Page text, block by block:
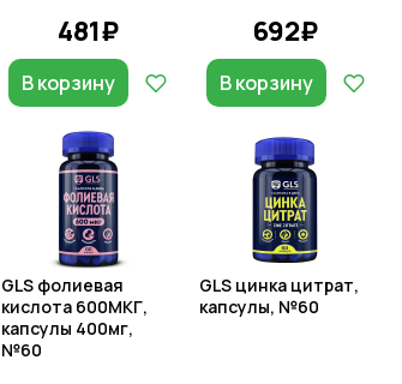
481₽
В корзину
692₽
В корзину
GLS фолиевая
кислота 600МКГ,
капсулы 400мг,
№60
GLS цинка цитрат,
капсулы, №60